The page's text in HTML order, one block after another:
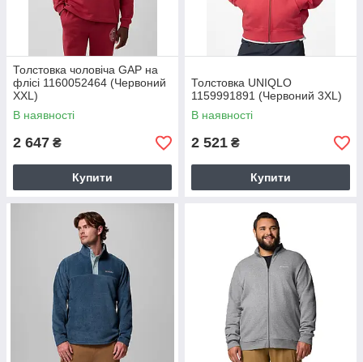
Толстовка чоловіча GAP на
флісі 1160052464 (Червоний
XXL)
В наявності
2 647 ₴
Купити
Толстовка UNIQLO
1159991891 (Червоний 3XL)
В наявності
2 521 ₴
Купити